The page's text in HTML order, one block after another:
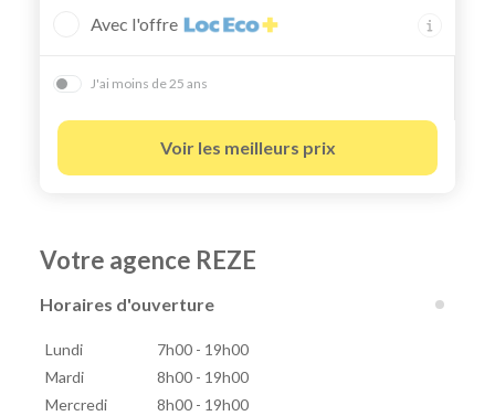
Avec l'offre
J'ai moins de 25 ans
Voir les meilleurs prix
Votre agence REZE
Horaires d'ouverture
Lundi
7h00 - 19h00
Mardi
8h00 - 19h00
Mercredi
8h00 - 19h00